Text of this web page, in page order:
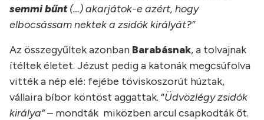
semmi bűnt(…) akarjátok-e azért, hogy
elbocsássam nektek a zsidók királyát?”
Az összegyűltek azonban Barabásnak, a tolvajnak
ítéltek életet. Jézust pedig a katonák megcsúfolva
vitték a nép elé: fejébe töviskoszorút húztak,
vállaira bíbor köntöst aggattak. “Üdvözlégy zsidók
királya”– mondták miközben arcul csapkodták őt.